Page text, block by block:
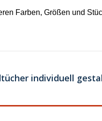
Farben, Größen und
individuell